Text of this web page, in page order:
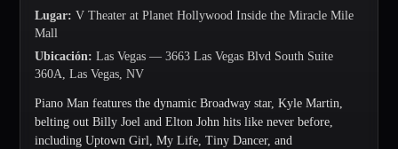
Lugar: V Theater at Planet Hollywood Inside the Miracle Mile
Mall
Ubicación: Las Vegas — 3663 Las Vegas Blvd South Suite
360A, Las Vegas, NV
Piano Man features the dynamic Broadway star, Kyle Martin,
belting out Billy Joel and Elton John hits like never before,
including Uptown Girl, My Life, Tiny Dancer, and